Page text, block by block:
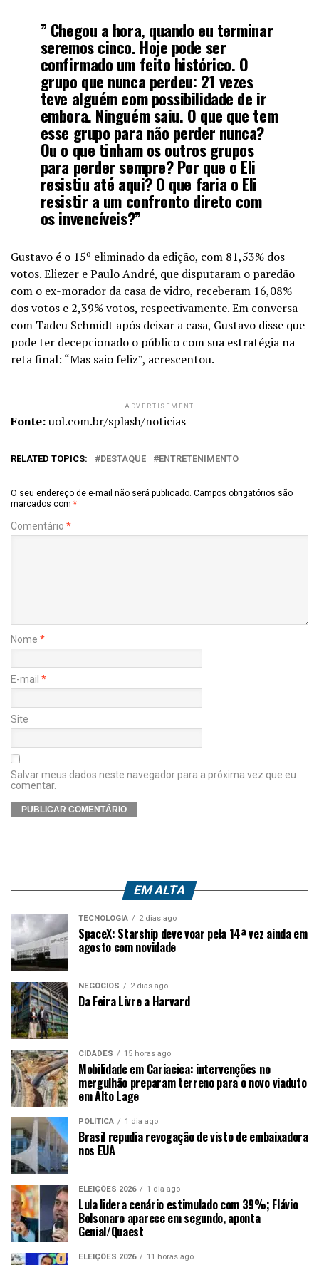
” Chegou a hora, quando eu terminar
seremos cinco. Hoje pode ser
confirmado um feito histórico. O
grupo que nunca perdeu: 21 vezes
teve alguém com possibilidade de ir
embora. Ninguém saiu. O que que tem
esse grupo para não perder nunca?
Ou o que tinham os outros grupos
para perder sempre? Por que o Eli
resistiu até aqui? O que faria o Eli
resistir a um confronto direto com
os invencíveis?”
Gustavo é o 15º eliminado da edição, com 81,53% dos
votos. Eliezer e Paulo André, que disputaram o paredão
com o ex-morador da casa de vidro, receberam 16,08%
dos votos e 2,39% votos, respectivamente. Em conversa
com Tadeu Schmidt após deixar a casa, Gustavo disse que
pode ter decepcionado o público com sua estratégia na
reta final: “Mas saio feliz”, acrescentou.
ADVERTISEMENT
Fonte:uol.com.br/splash/noticias
RELATED TOPICS: DESTAQUE ENTRETENIMENTO
O seu endereço de e-mail não será publicado. Campos obrigatórios são
marcados com *
Comentário *
Nome *
E-mail *
Site
Salvar meus dados neste navegador para a próxima vez que eu
comentar.
EM ALTA
TECNOLOGIA 2 dias ago
SpaceX: Starship deve voar pela 14ª vez ainda em
agosto com novidade
NEGÓCIOS 2 dias ago
Da Feira Livre a Harvard
CIDADES 15 horas ago
Mobilidade em Cariacica: intervenções no
mergulhão preparam terreno para o novo viaduto
em Alto Lage
POLÍTICA 1 dia ago
Brasil repudia revogação de visto de embaixadora
nos EUA
ELEIÇÕES 2026 1 dia ago
Lula lidera cenário estimulado com 39%; Flávio
Bolsonaro aparece em segundo, aponta
Genial/Quaest
ELEIÇÕES 2026 11 horas ago